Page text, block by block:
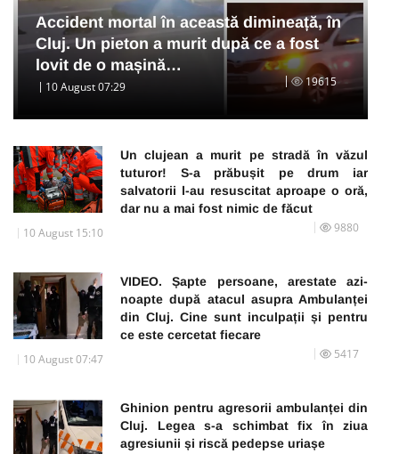
Accident mortal în această dimineață, în
Cluj. Un pieton a murit după ce a fost
lovit de o mașină…
10 August 07:29 19615
Un clujean a murit pe stradă în văzul
tuturor! S-a prăbușit pe drum iar
salvatorii l-au resuscitat aproape o oră,
dar nu a mai fost nimic de făcut
10 August 15:10 9880
VIDEO. Șapte persoane, arestate azi-
noapte după atacul asupra Ambulanței
din Cluj. Cine sunt inculpații și pentru
ce este cercetat fiecare
10 August 07:47 5417
Ghinion pentru agresorii ambulanței din
Cluj. Legea s-a schimbat fix în ziua
agresiunii și riscă pedepse uriașe